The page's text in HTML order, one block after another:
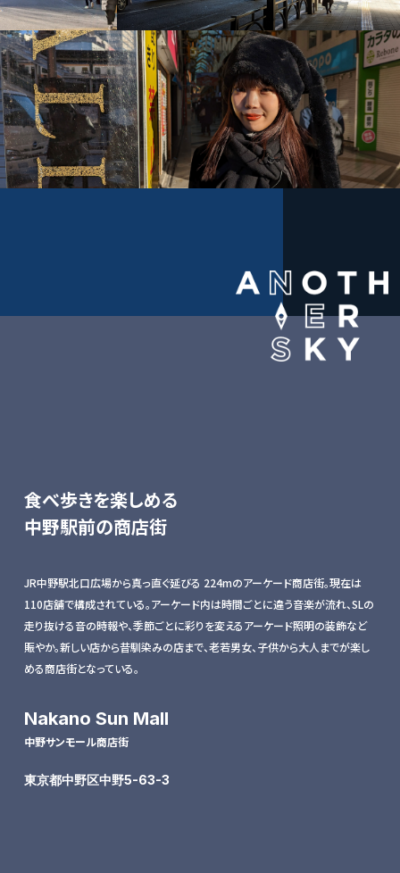
食べ歩きを楽しめる
中野駅前の商店街
JR中野駅北口広場から真っ直ぐ延びる 224mのアーケード商店街。現在は
110店舗で構成されている。アーケード内は時間ごとに違う音楽が流れ、SLの
走り抜ける音の時報や、季節ごとに彩りを変えるアーケード照明の装飾など
賑やか。新しい店から昔馴染みの店まで、老若男女、子供から大人までが楽し
める商店街となっている。
Nakano Sun Mall
中野サンモール商店街
東京都中野区中野5-63-3